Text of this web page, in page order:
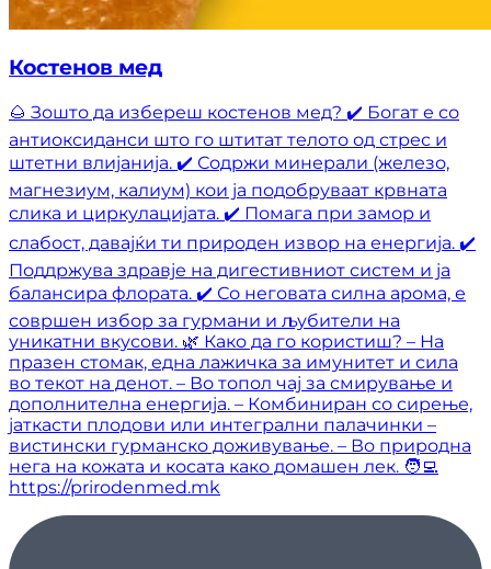
Костенов мед
🌰 Зошто да избереш костенов мед? ✔️ Богат е со
антиоксиданси што го штитат телото од стрес и
штетни влијанија. ✔️ Содржи минерали (железо,
магнезиум, калиум) кои ја подобруваат крвната
слика и циркулацијата. ✔️ Помага при замор и
слабост, давајќи ти природен извор на енергија. ✔️
Поддржува здравје на дигестивниот систем и ја
балансира флората. ✔️ Со неговата силна арома, е
совршен избор за гурмани и љубители на
уникатни вкусови. 🌿 Како да го користиш? – На
празен стомак, една лажичка за имунитет и сила
во текот на денот. – Во топол чај за смирување и
дополнителна енергија. – Комбиниран со сирење,
јаткасти плодови или интегрални палачинки –
вистински гурманско доживување. – Во природна
нега на кожата и косата како домашен лек. 🧑‍💻
https://prirodenmed.mk